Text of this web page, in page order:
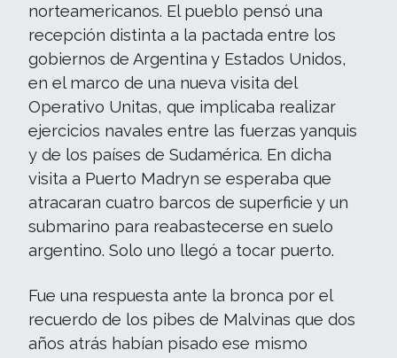
norteamericanos. El pueblo pensó una
recepción distinta a la pactada entre los
gobiernos de Argentina y Estados Unidos,
en el marco de una nueva visita del
Operativo Unitas, que implicaba realizar
ejercicios navales entre las fuerzas yanquis
y de los países de Sudamérica. En dicha
visita a Puerto Madryn se esperaba que
atracaran cuatro barcos de superficie y un
submarino para reabastecerse en suelo
argentino. Solo uno llegó a tocar puerto.
Fue una respuesta ante la bronca por el
recuerdo de los pibes de Malvinas que dos
años atrás habían pisado ese mismo